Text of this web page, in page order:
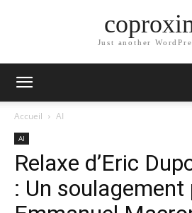
Just another
Accueil AI
AI
Relaxe d’Eric
: Un soulagement